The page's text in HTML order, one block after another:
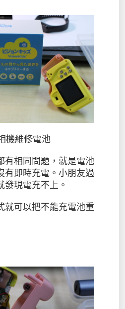
機維修電池
有相同問題，就是電池
有即時充電。小朋友過
發現電充不上。
就可以把不能充電池重